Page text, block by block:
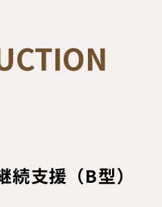
トラン一覧
の紹介
ついて
支援（B型）